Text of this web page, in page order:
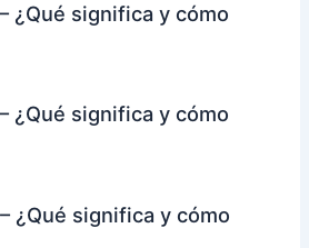
¿Qué significa y cómo
¿Qué significa y cómo
¿Qué significa y cómo